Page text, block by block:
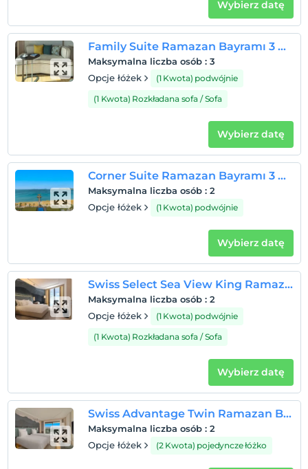
Wybierz datę
Family Suite Ramazan Bayramı 3 Gecelik Paket
Maksymalna liczba osób : 3
Opcje łóżek
(1 Kwota) podwójnie
(1 Kwota) Rozkładana sofa / Sofa
Wybierz datę
Corner Suite Ramazan Bayramı 3 Gecelik Paket
Maksymalna liczba osób : 2
Opcje łóżek
(1 Kwota) podwójnie
Wybierz datę
Swiss Select Sea View King Ramazan Bayramı 3 Gecelik Paket
Maksymalna liczba osób : 2
Opcje łóżek
(1 Kwota) podwójnie
(1 Kwota) Rozkładana sofa / Sofa
Wybierz datę
Swiss Advantage Twin Ramazan Bayramı 3 Gecelik Paket
Maksymalna liczba osób : 2
Opcje łóżek
(2 Kwota) pojedyncze łóżko